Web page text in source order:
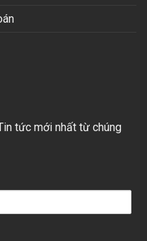
tức mới nhất từ chúng